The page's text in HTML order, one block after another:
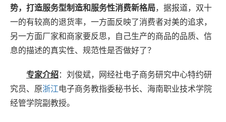
势，打造服务型制造和服务性消费新格局，据报道，双十
一的有较高的退货率，一方面反映了消费者对美的追求，
另一方面厂家和商家要反思，自己生产的商品的品质、信
息的描述的真实性、规范性是否做好了？
专家介绍：刘俊斌，网经社电子商务研究中心特约研
究员、原浙江电子商务教指委秘书长、海南职业技术学院
经管学院副教授。